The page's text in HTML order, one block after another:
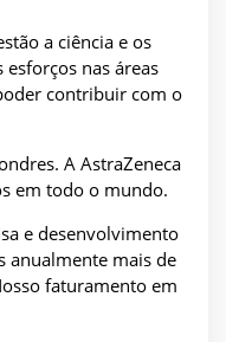
a ciência e os
esforços nas áreas
contribuir com o
A AstraZeneca
em todo o mundo.
e desenvolvimento
anualmente mais de
faturamento em